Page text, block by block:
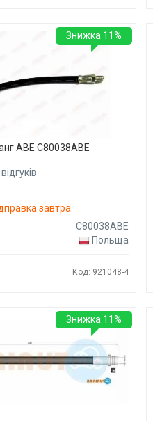
ABE C80038ABE
завтра
C80038ABE
Польща
Код: 921048-4
Знижка 11%
Знижка 11%